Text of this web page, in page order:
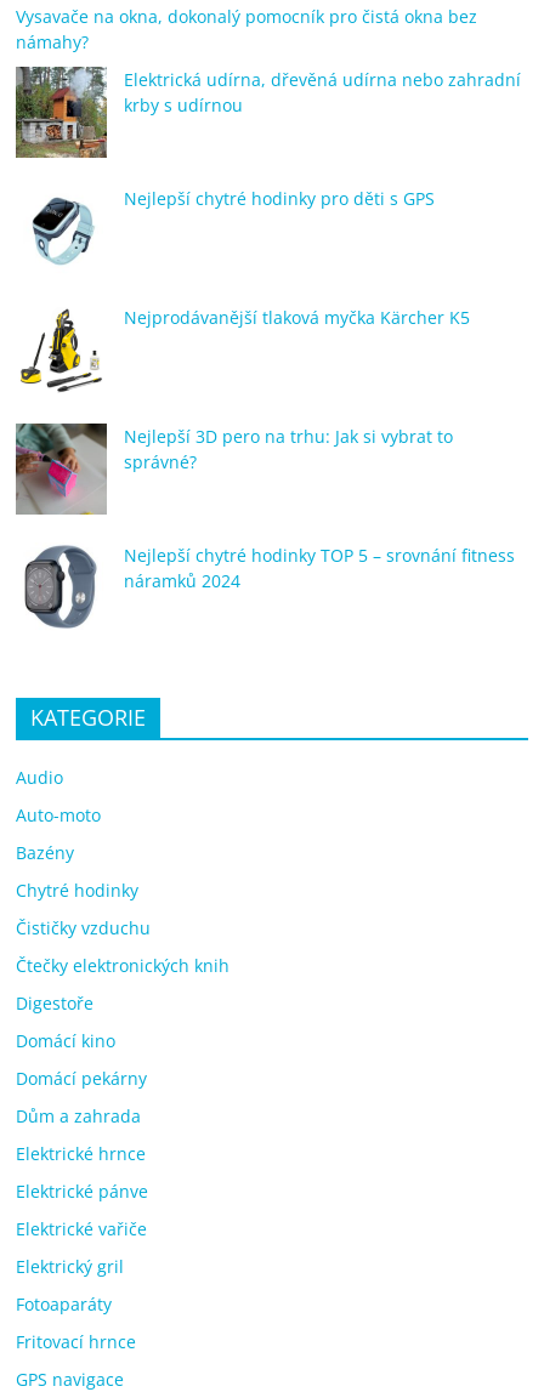
Vysavače na okna, dokonalý pomocník pro čistá okna bez
námahy?
Elektrická udírna, dřevěná udírna nebo zahradní
krby s udírnou
Nejlepší chytré hodinky pro děti s GPS
Nejprodávanější tlaková myčka Kärcher K5
Nejlepší 3D pero na trhu: Jak si vybrat to
správné?
Nejlepší chytré hodinky TOP 5 – srovnání fitness
náramků 2024
KATEGORIE
Audio
Auto-moto
Bazény
Chytré hodinky
Čističky vzduchu
Čtečky elektronických knih
Digestoře
Domácí kino
Domácí pekárny
Dům a zahrada
Elektrické hrnce
Elektrické pánve
Elektrické vařiče
Elektrický gril
Fotoaparáty
Fritovací hrnce
GPS navigace